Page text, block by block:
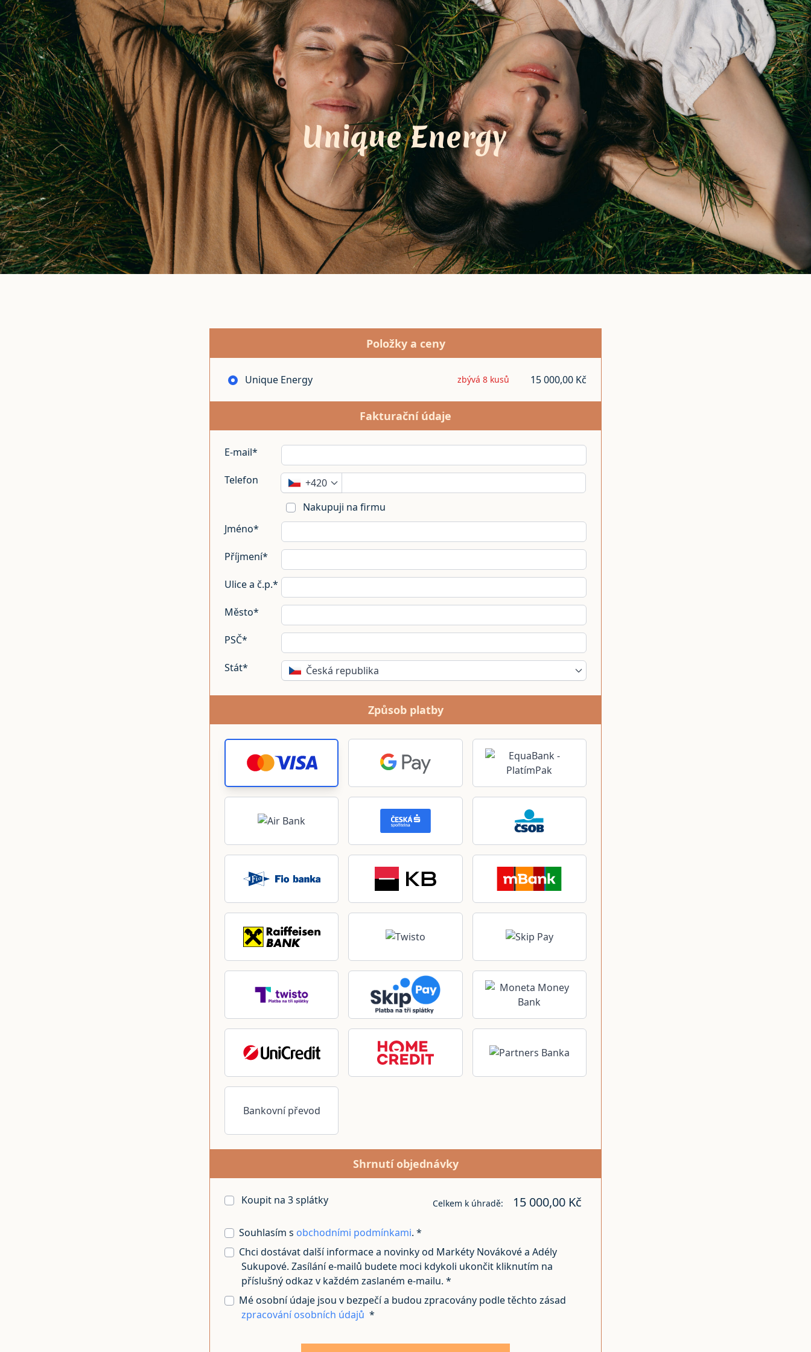
Unique Energy
Položky a ceny
Unique Energy zbývá 8 kusů 15 000,00 Kč
Fakturační údaje
E-mail*
Telefon
+420
Nakupuji na firmu
Jméno*
Příjmení*
Ulice a č.p.*
Město*
PSČ*
Stát* Česká republika
Způsob platby
Bankovní převod
Shrnutí objednávky
Koupit na 3splátky Celkem k úhradě: 15 000,00 Kč
Souhlasím s obchodními podmínkami. *
Chci dostávat další informace a novinky od Markéty Novákové a Adély
Sukupové. Zasílání e-mailů budete moci kdykoli ukončit kliknutím na
příslušný odkaz v každém zaslaném e-mailu. *
Mé osobní údaje jsou v bezpečí a budou zpracovány podle těchto zásad
zpracování osobních údajů *